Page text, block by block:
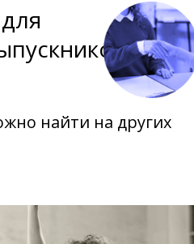
найти на других